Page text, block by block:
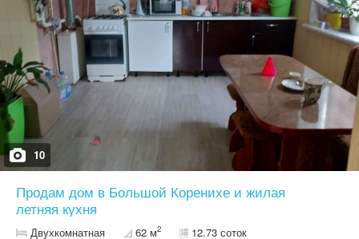
10
Продам дом в Большой Коренихе и жилая
летняя кухня
Двухкомнатная 62 м2 12.73 соток